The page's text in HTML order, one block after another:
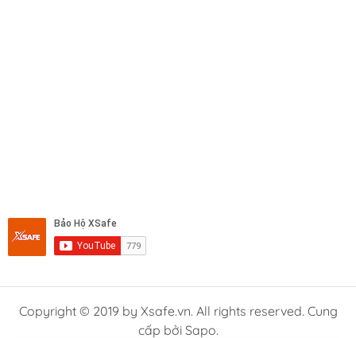
Copyright © 2019 by Xsafe.vn. All rights reserved. Cung
cấp bởi Sapo.